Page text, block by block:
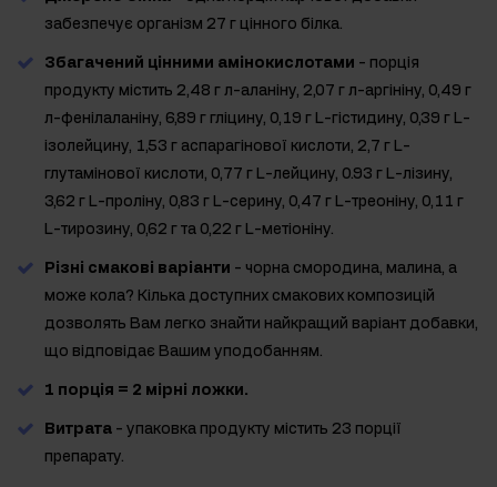
забезпечує організм 27 г цінного білка.
Збагачений цінними амінокислотами - порція
продукту містить 2,48 г л-аланіну, 2,07 г л-аргініну, 0,49 г
л-фенілаланіну, 6,89 г гліцину, 0,19 г L-гістидину, 0,39 г L-
ізолейцину, 1,53 г аспарагінової кислоти, 2,7 г L-
глутамінової кислоти, 0,77 г L-лейцину, 0.93 г L-лізину,
3,62 г L-проліну, 0,83 г L-серину, 0,47 г L-треоніну, 0,11 г
L-тирозину, 0,62 г та 0,22 г L-метіоніну.
Різні смакові варіанти - чорна смородина, малина, а
може кола? Кілька доступних смакових композицій
дозволять Вам легко знайти найкращий варіант добавки,
що відповідає Вашим уподобанням.
1 порція = 2 мірні ложки.
Витрата - упаковка продукту містить 23 порції
препарату.